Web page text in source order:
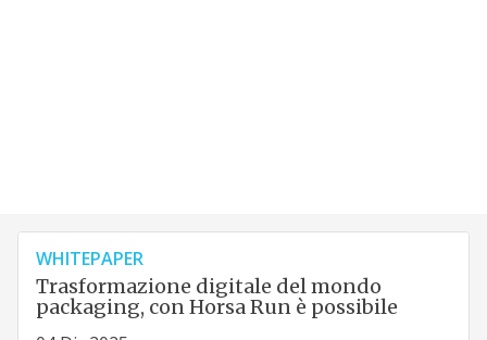
WHITEPAPER
Trasformazione digitale del mondo
packaging, con Horsa Run è possibile